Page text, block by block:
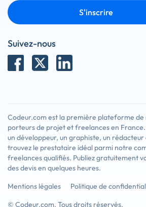
S'inscrire
Suivez-nous
Codeur.com est la première plateforme
porteurs de projet et freelances en
un développeur, un graphiste, un rédacteur
trouvez le prestataire idéal parmi notre
freelances qualifiés. Publiez gratuitement
des devis en quelques heures.
Mentions légales
Politique de
© Codeur.com. Tous droits réservés.